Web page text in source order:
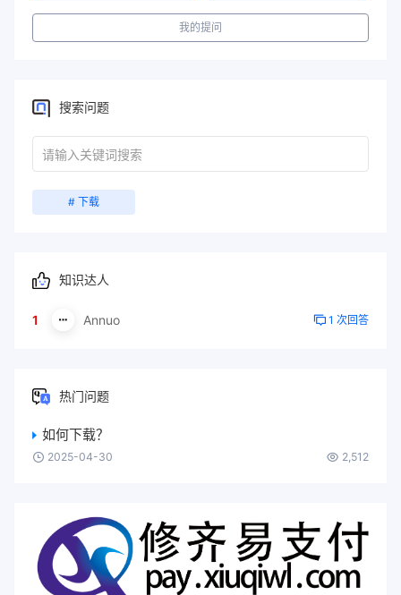
我的提问
搜索问题
# 下载
知识达人
1 Annuo 1 次回答
热门问题
如何下载？
2025-04-30 2,512